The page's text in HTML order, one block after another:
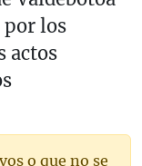
por los
actos
o que no se